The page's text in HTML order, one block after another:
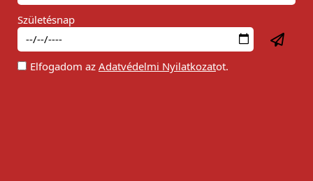
Születésnap
Elfogadom az Adatvédelmi Nyilatkozatot.